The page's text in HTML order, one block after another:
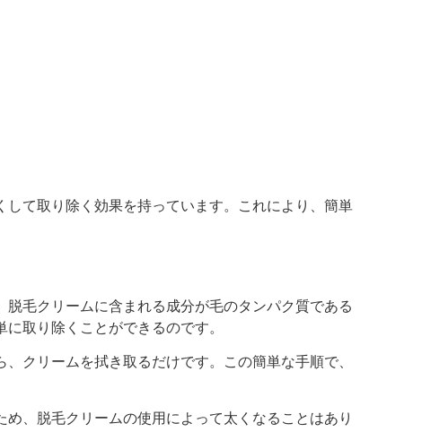
て取り除く効果を持っています。これにより、簡単
毛クリームに含まれる成分が毛のタンパク質である
取り除くことができるのです。
クリームを拭き取るだけです。この簡単な手順で、
、脱毛クリームの使用によって太くなることはあり